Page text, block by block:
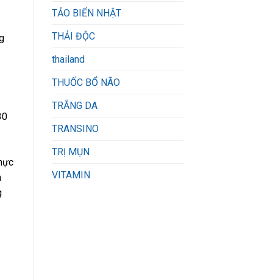
TẢO BIỂN NHẬT
THẢI ĐỘC
thailand
THUỐC BỔ NÃO
TRẮNG DA
TRANSINO
TRỊ MỤN
VITAMIN